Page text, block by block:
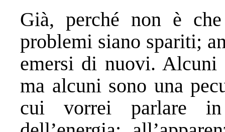
Già, perché non è
problemi siano spariti;
emersi di nuovi. Alcuni
ma alcuni sono una
cui vorrei parlare